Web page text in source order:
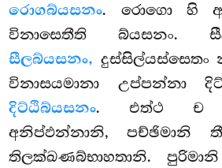
රොගබ්යසනං. රොගො හි
විනාසෙතීති බ්යසනං.
සීලබ්යසනං, දුස්සිල්යස්සෙතං
විනාසයමානා උප්පන්නා
දිට්ඨිබ්යසනං. එත්ථ ච
අනිප්ඵන්නානි, පච්ඡිමානි
තිලක්ඛණබ්භාහතානි.